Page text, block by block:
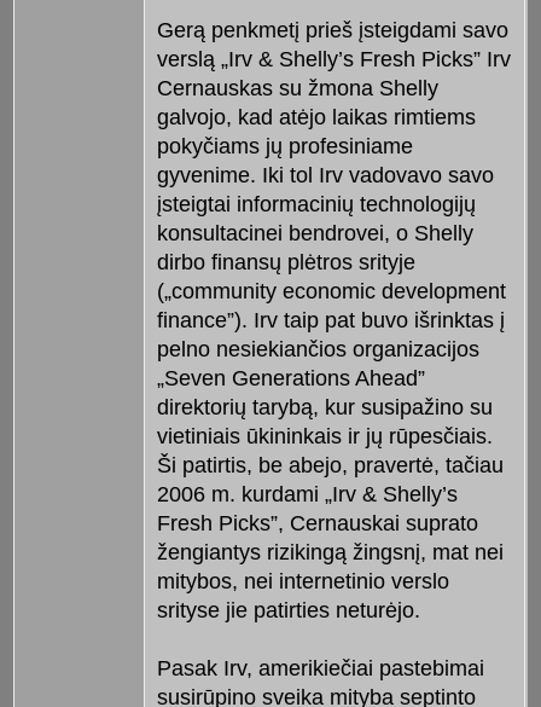
Gerą penkmetį prieš įsteigdami savo
verslą „Irv & Shelly’s Fresh Picks” Irv
Cernauskas su žmona Shelly
galvojo, kad atėjo laikas rimtiems
pokyčiams jų profesiniame
gyvenime. Iki tol Irv vadovavo savo
įsteigtai informacinių technologijų
konsultacinei bendrovei, o Shelly
dirbo finansų plėtros srityje
(„community economic development
finance”). Irv taip pat buvo išrinktas į
pelno nesiekiančios organizacijos
„Seven Generations Ahead”
direktorių tarybą, kur susipažino su
vietiniais ūkininkais ir jų rūpesčiais.
Ši patirtis, be abejo, pravertė, tačiau
2006 m. kurdami „Irv & Shelly’s
Fresh Picks”, Cernauskai suprato
žengiantys rizikingą žingsnį, mat nei
mitybos, nei internetinio verslo
srityse jie patirties neturėjo.
Pasak Irv, amerikiečiai pastebimai
susirūpino sveika mityba septinto